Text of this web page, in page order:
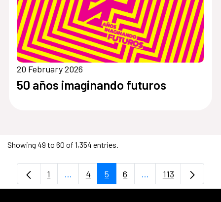
20 February 2026
50 años imaginando futuros
Showing 49 to 60 of 1,354 entries.
Page
1 ...Intermediate Pages Use TAB to
Page
4 Page
5 Page
6 ...Intermediate Pages
Page
113